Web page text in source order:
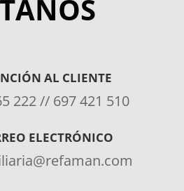
AL CLIENTE
222 // 697 421 510
ELECTRÓNICO